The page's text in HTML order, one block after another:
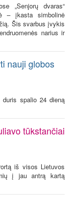
„Senjorų dvaras“
– įkasta simbolinė
Šis svarbus įvykis
narius ir
nauji globos
spalio 24 dieną
tūkstančiai
iš visos Lietuvos
į jau antrą kartą